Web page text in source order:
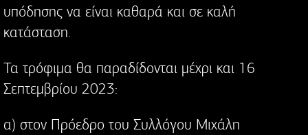
υπόδησης να είναι καθαρά και σε καλή
κατάσταση.
Τα τρόφιμα θα παραδίδονται μέχρι και 16
Σεπτεμβρίου 2023:
α) στον Πρόεδρο του Συλλόγου Μιχάλη